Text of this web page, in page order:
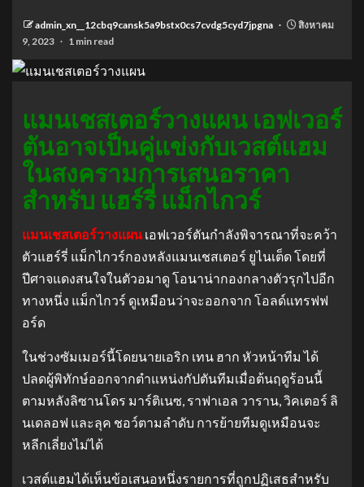
admin_xn__12cbq9cansk5a9bstx0cs7cvdg5cyd7jpgna
สิงหาคม
9, 2023
1 min read
แมนเชสเตอร์วางแผน เอฟเวอร์
ตันอาจเป็นคู่แข่งกับเวสต์แฮม
ในสงครามการเสนอราคา
สำหรับ แฮร์รี่ แม็กไกวร์
แมนเชสเตอร์วางแผนเอฟเวอร์ตันกำลังพิจารณาที่จะคว้า
ตัวแฮร์รี่ แม็กไกวร์กองหลังแมนเชสเตอร์ ยูไนเต็ด โดยที่
ปีศาจแดงสนใจในตัวอมาดู โอนาน่ากองกลางตัวรุกไปอีก
ทางหนึ่ง แม็กไกวร์ ดูเหมือนว่าจะออกจาก โอลด์แทรฟฟ
อร์ด
ในช่วงซัมเมอร์นี้โดยนายเอริก เทน ฮาก หัวหน้าทีม ได้
ปลดผู้พิทักษ์ออกจากตำแหน่งกัปตันทีมเมื่อต้นฤดูร้อนนี้
ตามหลังลิซานโดร มาร์ติเนซ, ราฟาเอล วาราน, วิคเตอร์ ลิ
นเดลอฟ และลุค ชอว์ตามลำดับ การย้ายทีมดูเหมือนจะ
หลีกเลี่ยงไม่ได้
เวสต์แฮมได้เห็นข้อเสนอหนึ่งรายการที่ถูกปฏิเสธสำหรับ